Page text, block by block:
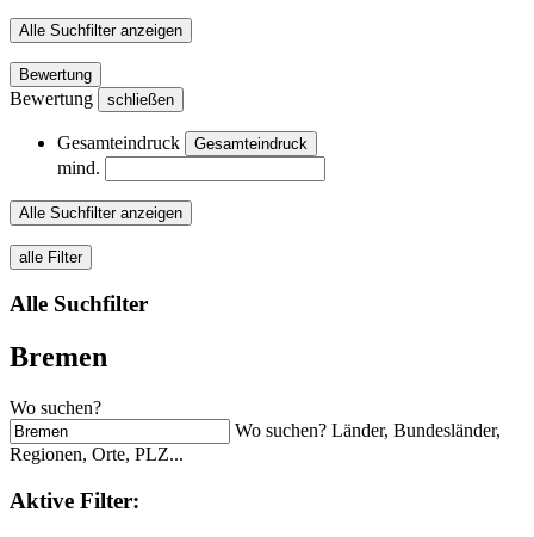
Alle Suchfilter anzeigen
Bewertung
Bewertung schließen
Gesamteindruck Gesamteindruck
mind.
Alle Suchfilter anzeigen
alle Filter
Alle Suchfilter
Bremen
Wo suchen?
Wo suchen? Länder, Bundesländer,
Regionen, Orte, PLZ...
Aktive Filter: